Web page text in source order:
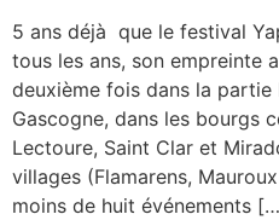
5 ans déjà que le festival
tous les ans, son empreinte
deuxième fois dans la
Gascogne, dans les bourgs
Lectoure, Saint Clar et
villages (Flamarens,
moins de huit événements